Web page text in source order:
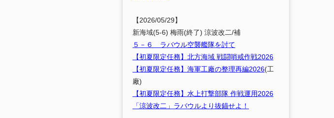
【2026/05/29】
新海域(5-6) 梅雨(終了) 涼波改二/補
５－６ ラバウル空襲艦隊を討て
【初夏限定任務】北方海域 戦闘哨戒作戦2026
【初夏限定任務】海軍工廠の整理再編2026(工
廠)
【初夏限定任務】水上打撃部隊 作戦運用2026
「涼波改二」ラバウルより抜錨せよ！